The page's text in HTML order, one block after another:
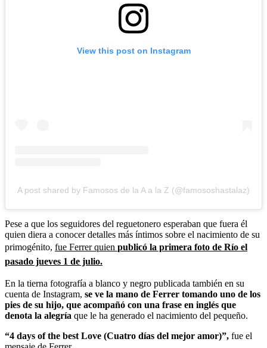
View this post on Instagram
A post shared by Famosos de la A a la Z (@famososhastalaz)
Pese a que los seguidores del reguetonero esperaban que fuera él
quien diera a conocer detalles más íntimos sobre el nacimiento de su
primogénito, fue Ferrer quien publicó la primera foto de Río el
pasado jueves 1 de julio.
En la tierna fotografía a blanco y negro publicada también en su
cuenta de Instagram, se ve la mano de Ferrer tomando uno de los
pies de su hijo, que acompañó con una frase en inglés que
denota la alegría que le ha generado el nacimiento del pequeño.
“4 days of the best Love (Cuatro días del mejor amor)”, fue el